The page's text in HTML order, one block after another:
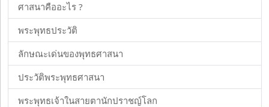
ศาสนาคืออะไร ?
พระพุทธประวัติ
ลักษณะเด่นของพุทธศาสนา
ประวัติพระพุทธศาสนา
พระพุทธเจ้าในสายตานักปราชญ์โลก